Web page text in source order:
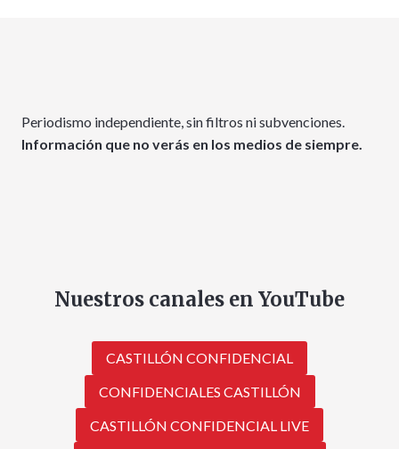
Periodismo independiente, sin filtros ni subvenciones.
Información que no verás en los medios de siempre.
Nuestros canales en YouTube
CASTILLÓN CONFIDENCIAL
CONFIDENCIALES CASTILLÓN
CASTILLÓN CONFIDENCIAL LIVE